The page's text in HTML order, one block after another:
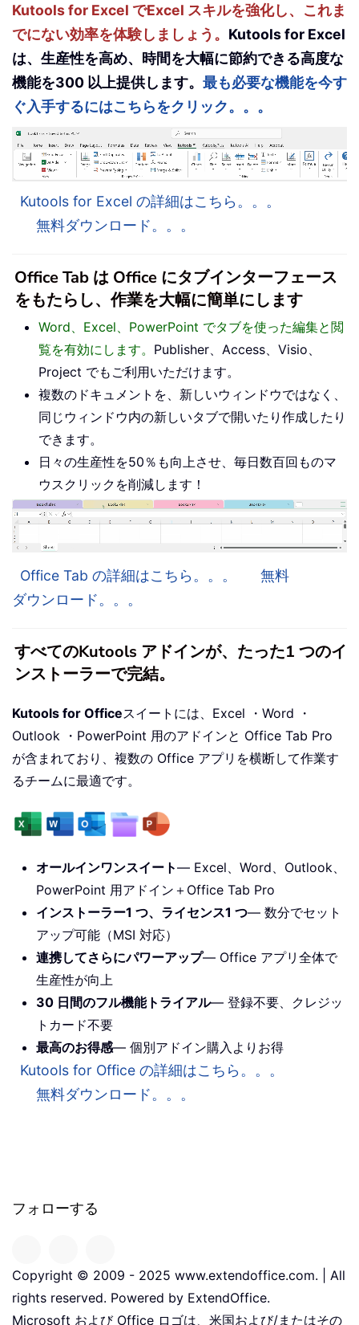
Kutools for Excel でExcel スキルを強化し、これま
でにない効率を体験しましょう。 Kutools for Excel
は、生産性を高め、時間を大幅に節約できる高度な
機能を300 以上提供します。 最も必要な機能を今す
ぐ入手するにはこちらをクリック。。。
Kutools for Excel の詳細はこちら。。。
無料ダウンロード。。。
Office Tab は Office にタブインターフェース
をもたらし、作業を大幅に簡単にします
Word、Excel、PowerPoint でタブを使った編集と閲
覧を有効にします。 Publisher、Access、Visio、
Project でもご利用いただけます。
複数のドキュメントを、新しいウィンドウではなく、
同じウィンドウ内の新しいタブで開いたり作成したり
できます。
日々の生産性を50％も向上させ、毎日数百回ものマ
ウスクリックを削減します！
Office Tab の詳細はこちら。。。
無料
ダウンロード。。。
すべてのKutools アドインが、たった1 つのイ
ンストーラーで完結。
Kutools for Officeスイートには、Excel ・Word ・
Outlook ・PowerPoint 用のアドインと Office Tab Pro
が含まれており、複数の Office アプリを横断して作業す
るチームに最適です。
オールインワンスイート— Excel、Word、Outlook、
PowerPoint 用アドイン＋Office Tab Pro
インストーラー1 つ、ライセンス1 つ— 数分でセット
アップ可能（MSI 対応）
連携してさらにパワーアップ— Office アプリ全体で
生産性が向上
30 日間のフル機能トライアル— 登録不要、クレジッ
トカード不要
最高のお得感— 個別アドイン購入よりお得
Kutools for Office の詳細はこちら。。。
無料ダウンロード。。。
フォローする
Copyright © 2009 - 2025 www.extendoffice.com. | All
rights reserved. Powered by ExtendOffice.
Microsoft および Office ロゴは、米国および/またはその